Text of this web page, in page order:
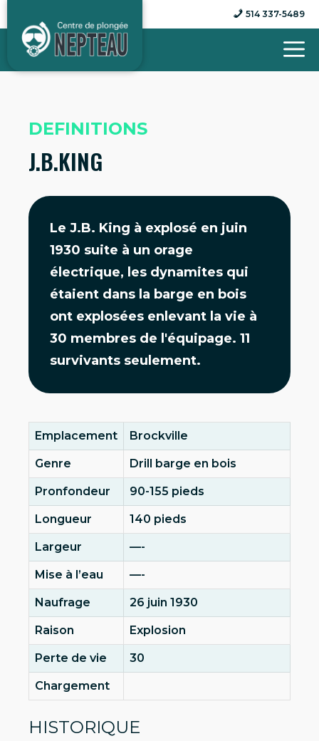
contenu
514 337-5489
DEFINITIONS
J.B.KING
Le J.B. King à explosé en juin
1930 suite à un orage
électrique, les dynamites qui
étaient dans la barge en bois
ont explosées enlevant la vie à
30 membres de l'équipage. 11
survivants seulement.
Emplacement Brockville
Genre Drill barge en bois
Pronfondeur 90-155 pieds
Longueur 140 pieds
Largeur —-
Mise à l’eau —-
Naufrage 26 juin 1930
Raison Explosion
Perte de vie 30
Chargement
HISTORIQUE